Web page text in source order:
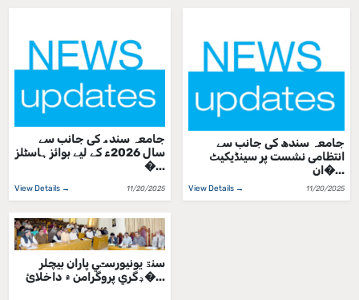
جامعہ سندھ کی جانب سے
سال 2026ء کے لیے بوائز ہاسٹلز
�...
View Details → 11/20/2025
جامعہ سندھ کی جانب سے
انتظامی نشست پر سینڈیکیٹ
ان�...
View Details → 11/20/2025
سنڌ يونيورسٽي پاران بيچلر
ڊگري پروگرامن ۾ داخلائ�...